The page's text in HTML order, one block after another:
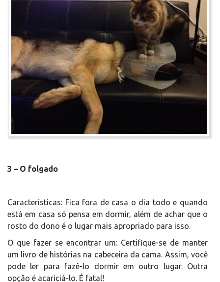
3 – O folgado
Características: Fica fora de casa o dia todo e quando
está em casa só pensa em dormir, além de achar que o
rosto do dono é o lugar mais apropriado para isso.
O que fazer se encontrar um: Certifique-se de manter
um livro de histórias na cabeceira da cama. Assim, você
pode ler para fazê-lo dormir em outro lugar. Outra
opção é acariciá-lo. É fatal!